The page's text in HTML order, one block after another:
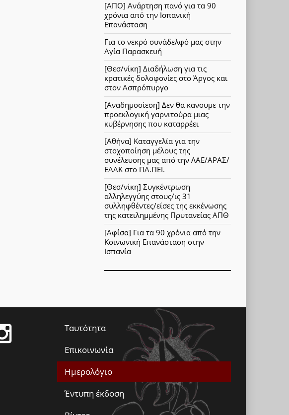
[ΑΠΟ] Ανάρτηση πανό για τα 90
χρόνια από την Ισπανική
Επανάσταση
Για το νεκρό συνάδελφό μας στην
Αγία Παρασκευή
[Θεσ/νίκη] Διαδήλωση για τις
κρατικές δολοφονίες στο Άργος και
στον Ασπρόπυργο
[Αναδημοσίεση] Δεν θα κανουμε την
προεκλογική γαρνιτούρα μιας
κυβέρνησης που καταρρέει
[Αθήνα] Καταγγελία για την
στοχοποίηση μέλους της
συνέλευσης μας από την ΛΑΕ/ΑΡΑΣ/
ΕΑΑΚ στο ΠΑ.ΠΕΙ.
[Θεσ/νίκη] Συγκέντρωση
αλληλεγγύης στους/ις 31
συλληφθέντες/είσες της εκκένωσης
της κατειλημμένης Πρυτανείας ΑΠΘ
[Αφίσα] Για τα 90 χρόνια από την
Κοινωνική Επανάσταση στην
Ισπανία
Ταυτότητα
Επικοινωνία
Ημερολόγιο
Έντυπη έκδοση